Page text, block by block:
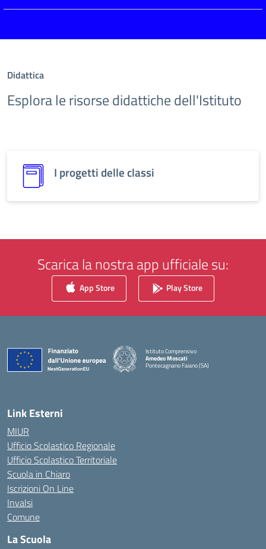
Didattica
Esplora le risorse didattiche dell'Istituto
I progetti delle classi
Scarica la nostra app ufficiale su:
App Store Play Store
Istituto Comprensivo
Amedeo Moscati
Pontecagnano Faiano (SA)
Link Esterni
MIUR
Ufficio Scolastico Regionale
Ufficio Scolastico Territoriale
Scuola in Chiaro
Iscrizioni On Line
Invalsi
Comune
La Scuola